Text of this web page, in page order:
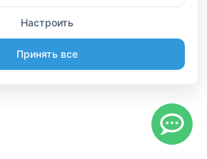
Настроить
Принять все